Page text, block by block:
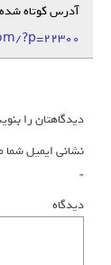
آدرس کوتاه
?p=22300
دیدگاهتان را
نشانی ایمیل
*
دیدگاه